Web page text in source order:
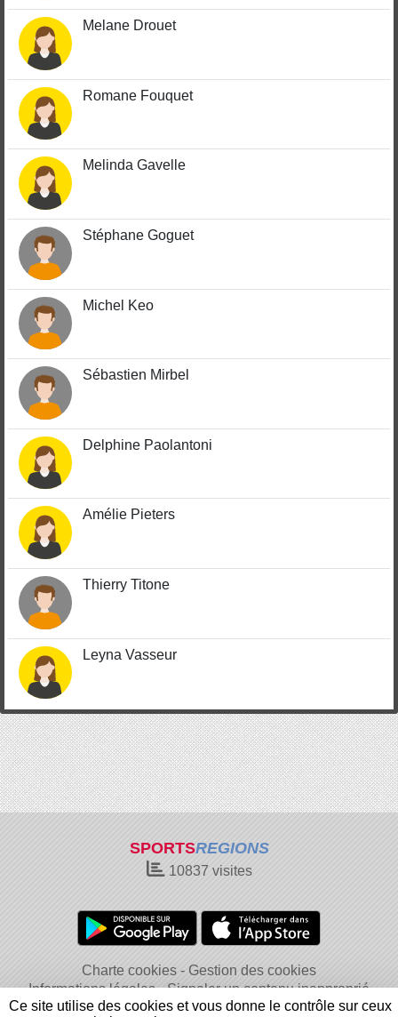
Melane Drouet
Romane Fouquet
Melinda Gavelle
Stéphane Goguet
Michel Keo
Sébastien Mirbel
Delphine Paolantoni
Amélie Pieters
Thierry Titone
Leyna Vasseur
SPORTSREGIONS
10837 visites
Charte cookies
Gestion des cookies
Informations légales
Signaler un contenu inapproprié
Ce site utilise des cookies et vous donne le contrôle sur ceux